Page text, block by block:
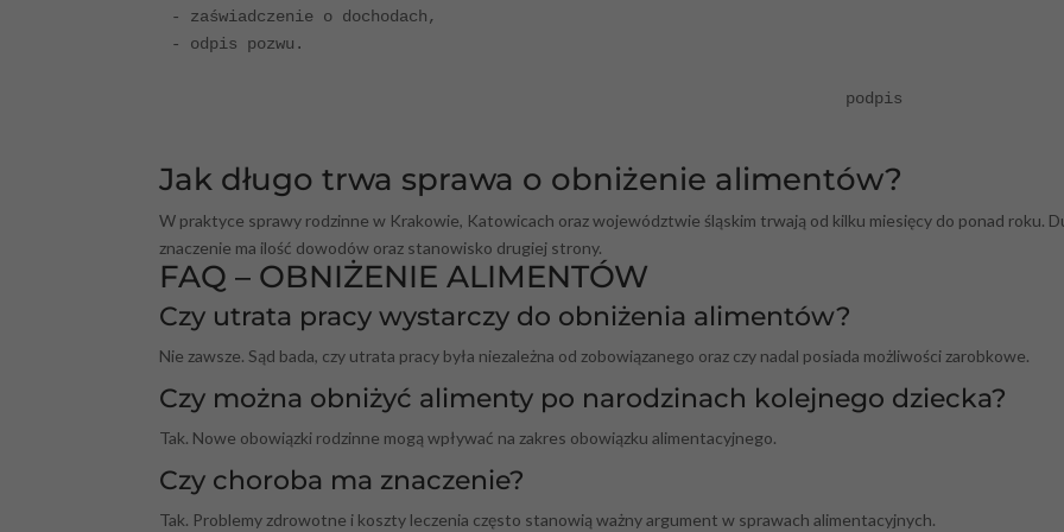
- zaświadczenie o dochodach,
- odpis pozwu.
                                                                       podpis
Jak długo trwa sprawa o obniżenie alimentów?
W praktyce sprawy rodzinne w Krakowie, Katowicach oraz województwie śląskim trwają od kilku miesięcy do ponad roku.
znaczenie ma ilość dowodów oraz stanowisko drugiej strony.
FAQ – OBNIŻENIE ALIMENTÓW
Czy utrata pracy wystarczy do obniżenia alimentów?
Nie zawsze. Sąd bada, czy utrata pracy była niezależna od zobowiązanego oraz czy nadal posiada możliwości zarobkowe.
Czy można obniżyć alimenty po narodzinach kolejnego dziecka?
Tak. Nowe obowiązki rodzinne mogą wpływać na zakres obowiązku alimentacyjnego.
Czy choroba ma znaczenie?
Tak. Problemy zdrowotne i koszty leczenia często stanowią ważny argument w sprawach alimentacyjnych.